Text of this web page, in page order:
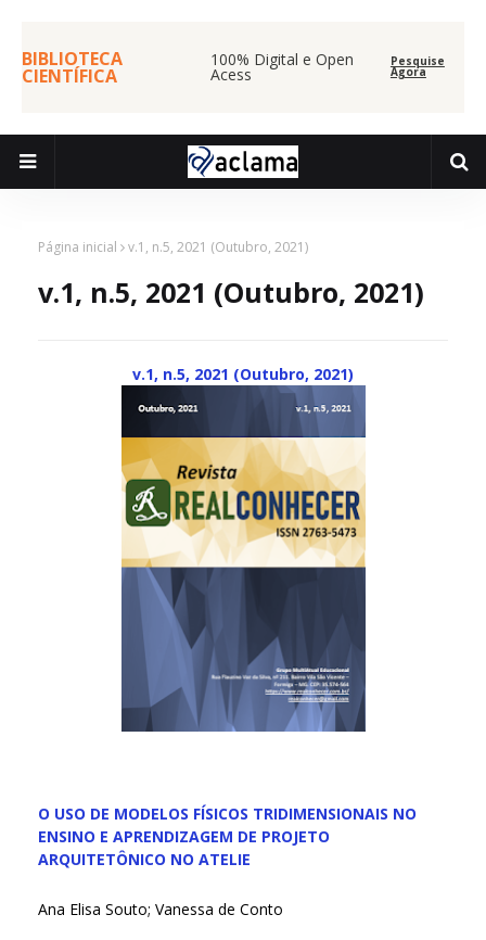
BIBLIOTECA
CIENTÍFICA
100% Digital e Open
Acess
Pesquise
Agora
Página inicial v.1, n.5, 2021 (Outubro, 2021)
v.1, n.5, 2021 (Outubro, 2021)
v.1, n.5, 2021 (Outubro, 2021)
O USO DE MODELOS FÍSICOS TRIDIMENSIONAIS NO
ENSINO E APRENDIZAGEM DE PROJETO
ARQUITETÔNICO NO ATELIE
Ana Elisa Souto; Vanessa de Conto